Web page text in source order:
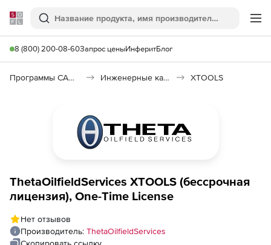
Softline
Поиск
8 (800) 200-08-60Запрос ценыИнферитБлог
Программы САПР и ГИС Инженерные калькуляторы XTOOLS
ThetaOilfieldServices XTOOLS (бессрочная
лицензия), One-Time License
Нет отзывов
Производитель: ThetaOilfieldServices